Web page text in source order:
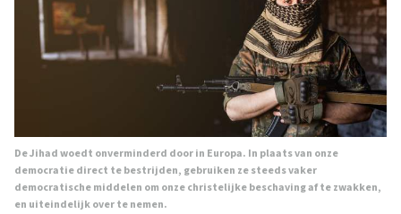
De Jihad woedt onverminderd door in Europa. In plaats van onze
democratie direct te bestrijden, gebruiken ze steeds vaker
democratische middelen om onze christelijke beschaving af te zwakken,
en uiteindelijk over te nemen.